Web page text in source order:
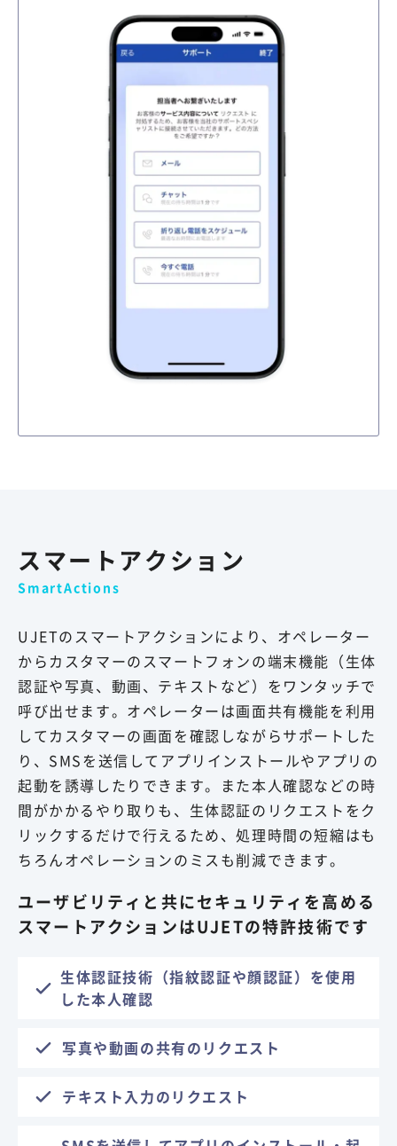
スマートアクション
SmartActions
UJETのスマートアクションにより、オペレーター
からカスタマーのスマートフォンの端末機能（生体
認証や写真、動画、テキストなど）をワンタッチで
呼び出せます。オペレーターは画面共有機能を利用
してカスタマーの画面を確認しながらサポートした
り、SMSを送信してアプリインストールやアプリの
起動を誘導したりできます。また本人確認などの時
間がかかるやり取りも、生体認証のリクエストをク
リックするだけで行えるため、処理時間の短縮はも
ちろんオペレーションのミスも削減できます。
ユーザビリティと共にセキュリティを高める
スマートアクションはUJETの特許技術です
生体認証技術（指紋認証や顔認証）を使用
した本人確認
写真や動画の共有のリクエスト
テキスト入力のリクエスト